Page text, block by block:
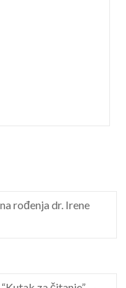
rođenja dr. Irene